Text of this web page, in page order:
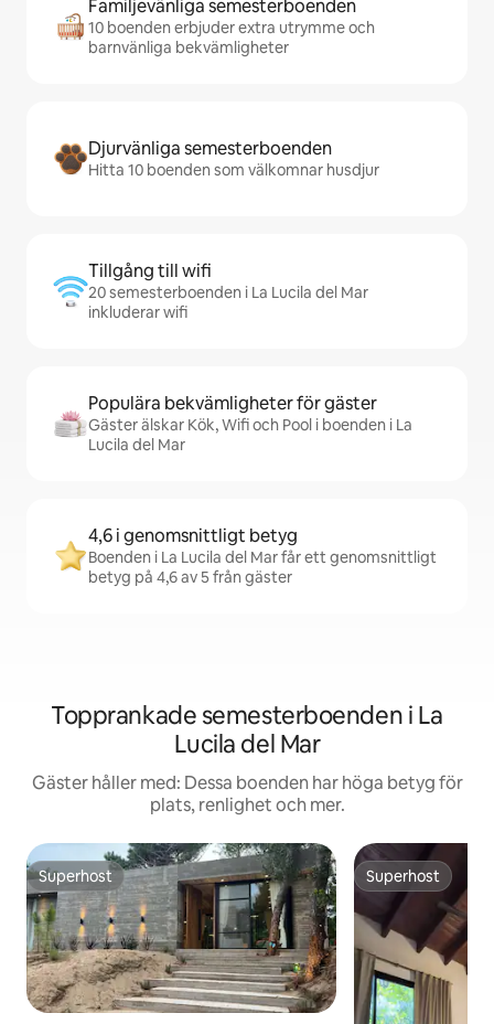
Familjevänliga semesterboenden
10 boenden erbjuder extra utrymme och
barnvänliga bekvämligheter
Djurvänliga semesterboenden
Hitta 10 boenden som välkomnar husdjur
Tillgång till wifi
20 semesterboenden i La Lucila del Mar
inkluderar wifi
Populära bekvämligheter för gäster
Gäster älskar Kök, Wifi och Pool i boenden i La
Lucila del Mar
4,6 i genomsnittligt betyg
Boenden i La Lucila del Mar får ett genomsnittligt
betyg på 4,6 av 5 från gäster
Topprankade semesterboenden i La
Lucila del Mar
Gäster håller med: Dessa boenden har höga betyg för
plats, renlighet och mer.
Superhost
Superhost Superhost
Superhost